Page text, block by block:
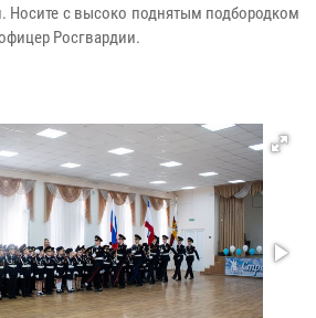
Носите с высоко поднятым подбородком
Росгвардии.